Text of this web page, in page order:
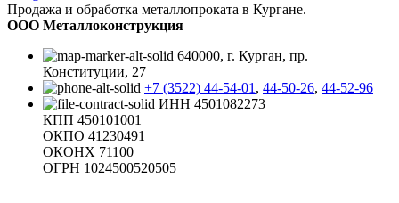
Продажа и обработка металлопроката в Кургане.
ООО Металлоконструкция
640000, г. Курган, пр.
Конституции, 27
+7 (3522) 44-54-01 , 44-50-26, 44-52-96
ИНН 4501082273
КПП 450101001
ОКПО 41230491
ОКОНХ 71100
ОГРН 1024500520505